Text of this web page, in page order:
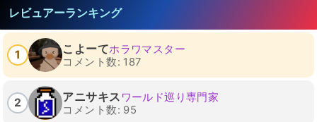
レビュアーランキング
1 こよーてホラワマスター
コメント数: 187
2 アニサキス ワールド巡り専門家
コメント数: 95